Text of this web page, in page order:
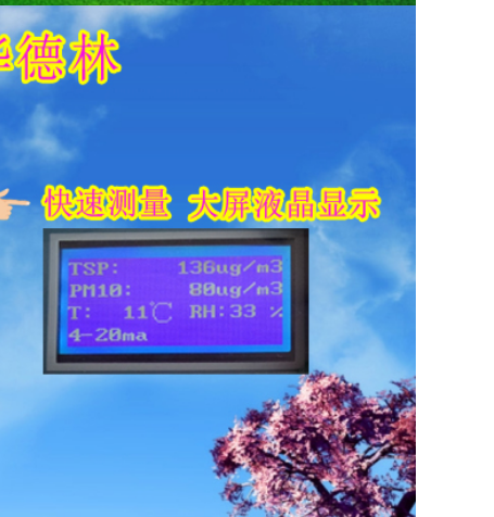
是现代稳定的监测技术，特别适合连续排放记
所产生的电荷感应来确认尘埃粒子在线排放
上，流速，温度，压力，湿度和烟尘颗粒性
可用于在线监测排放浓度（单位mg/m3）。
粉尘的探测灵敏度高，线性度好，粉尘沾染
流输出，抗干扰能力强，易于远距离信号传
系，方便后续的PLC数据处理
任何特殊培训即可正确使用，安装方便运行
间电气隔离，实现信号的安全传输。